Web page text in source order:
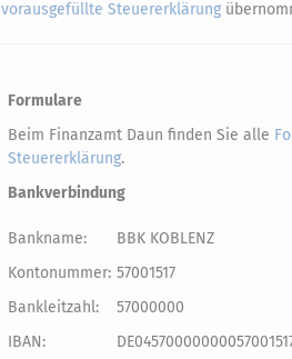
vorausgefüllte Steuererklärung
Formulare
Beim Finanzamt Daun finden Sie alle
Steuererklärung.
Bankverbindung
Bankname:
BBK KOBLENZ
Kontonummer: 57001517
Bankleitzahl:
57000000
IBAN: